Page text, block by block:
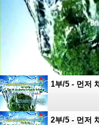
1부/5 - 먼저
2부/5 - 먼저